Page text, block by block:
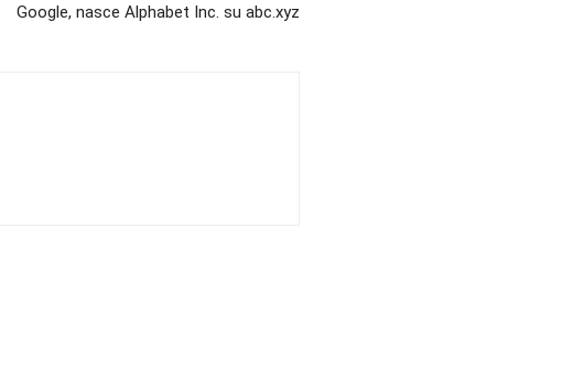
Google, nasce Alphabet Inc. su abc.xyz